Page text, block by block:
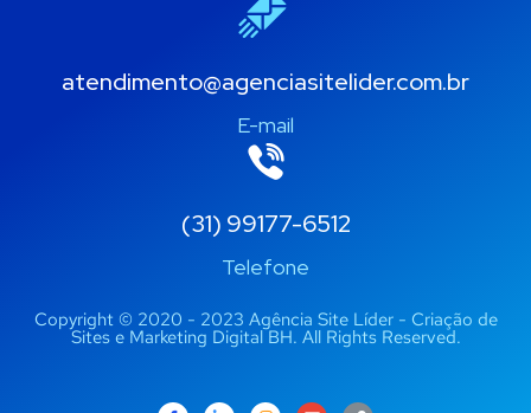
atendimento@agenciasitelider.com.br
E-mail
(31) 99177-6512
Telefone
Copyright © 2020 - 2023 Agência Site Líder - Criação de
Sites e Marketing Digital BH. All Rights Reserved.